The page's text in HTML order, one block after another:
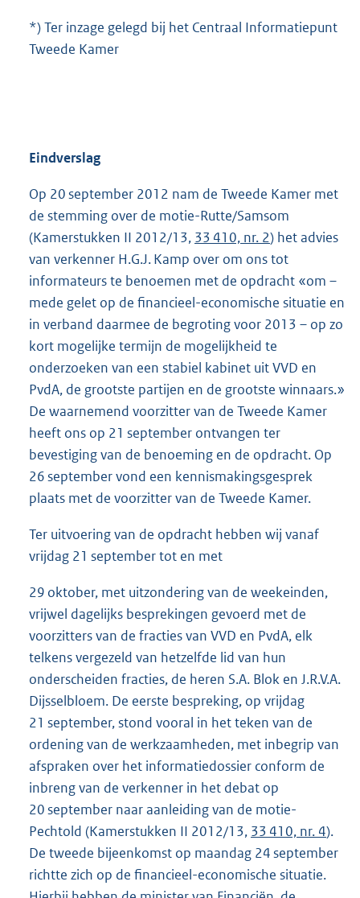
*) Ter inzage gelegd bij het Centraal Informatiepunt
Tweede Kamer
Eindverslag
Op 20 september 2012 nam de Tweede Kamer met
de stemming over de motie-Rutte/Samsom
(Kamerstukken II 2012/13, 33 410, nr. 2) het advies
van verkenner H.G.J. Kamp over om ons tot
informateurs te benoemen met de opdracht «om –
mede gelet op de financieel-economische situatie en
in verband daarmee de begroting voor 2013 – op zo
kort mogelijke termijn de mogelijkheid te
onderzoeken van een stabiel kabinet uit VVD en
PvdA, de grootste partijen en de grootste winnaars.»
De waarnemend voorzitter van de Tweede Kamer
heeft ons op 21 september ontvangen ter
bevestiging van de benoeming en de opdracht. Op
26 september vond een kennismakingsgesprek
plaats met de voorzitter van de Tweede Kamer.
Ter uitvoering van de opdracht hebben wij vanaf
vrijdag 21 september tot en met
29 oktober, met uitzondering van de weekeinden,
vrijwel dagelijks besprekingen gevoerd met de
voorzitters van de fracties van VVD en PvdA, elk
telkens vergezeld van hetzelfde lid van hun
onderscheiden fracties, de heren S.A. Blok en J.R.V.A.
Dijsselbloem. De eerste bespreking, op vrijdag
21 september, stond vooral in het teken van de
ordening van de werkzaamheden, met inbegrip van
afspraken over het informatiedossier conform de
inbreng van de verkenner in het debat op
20 september naar aanleiding van de motie-
Pechtold (Kamerstukken II 2012/13, 33 410, nr. 4).
De tweede bijeenkomst op maandag 24 september
richtte zich op de financieel-economische situatie.